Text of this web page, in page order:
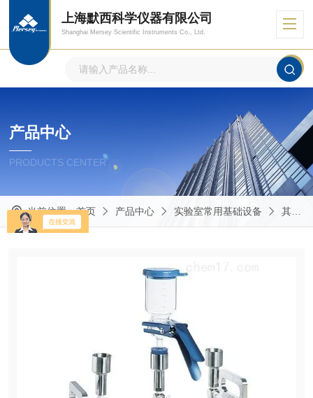
上海默西科学仪器有限公司
Shanghai Mersey Scientific Instruments Co., Ltd.
产品中心
PRODUCTS CENTER
当前位置：首页 产品中心 实验室常用基础设备 其他实验室常用仪器设备